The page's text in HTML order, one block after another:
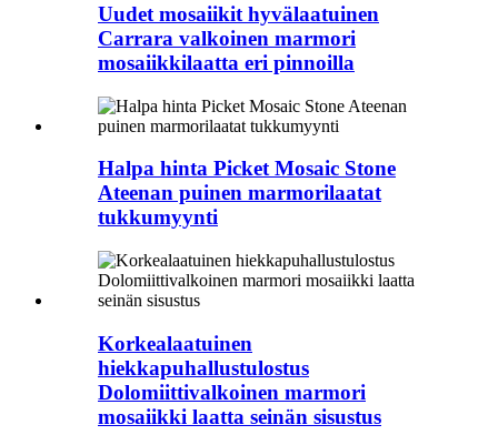
Uudet mosaiikit hyvälaatuinen
Carrara valkoinen marmori
mosaiikkilaatta eri pinnoilla
Halpa hinta Picket Mosaic Stone
Ateenan puinen marmorilaatat
tukkumyynti
Korkealaatuinen
hiekkapuhallustulostus
Dolomiittivalkoinen marmori
mosaiikki laatta seinän sisustus